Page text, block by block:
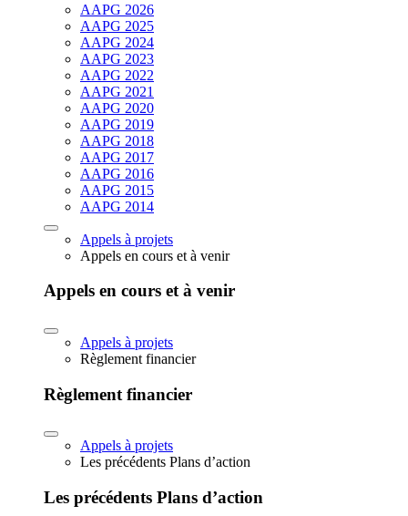
AAPG 2026
AAPG 2025
AAPG 2024
AAPG 2023
AAPG 2022
AAPG 2021
AAPG 2020
AAPG 2019
AAPG 2018
AAPG 2017
AAPG 2016
AAPG 2015
AAPG 2014
Appels à projets
Appels en cours et à venir
Appels en cours et à venir
Appels à projets
Règlement financier
Règlement financier
Appels à projets
Les précédents Plans d’action
Les précédents Plans d’action